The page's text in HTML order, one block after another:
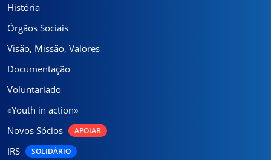
História
Órgãos Sociais
Visão, Missão, Valores
Documentação
Voluntariado
«Youth in action»
Novos Sócios
APOIAR
IRS SOLIDÁRIO